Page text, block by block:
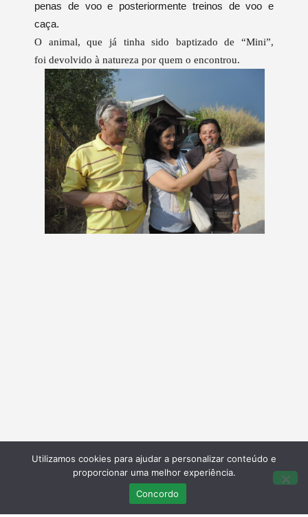
penas de voo e posteriormente treinos de voo e
caça.
O animal, que já tinha sido baptizado de “Mini”,
foi devolvido à natureza por quem o encontrou.
Utilizamos cookies para ajudar a personalizar conteúdo e
proporcionar uma melhor experiência.
Concordo